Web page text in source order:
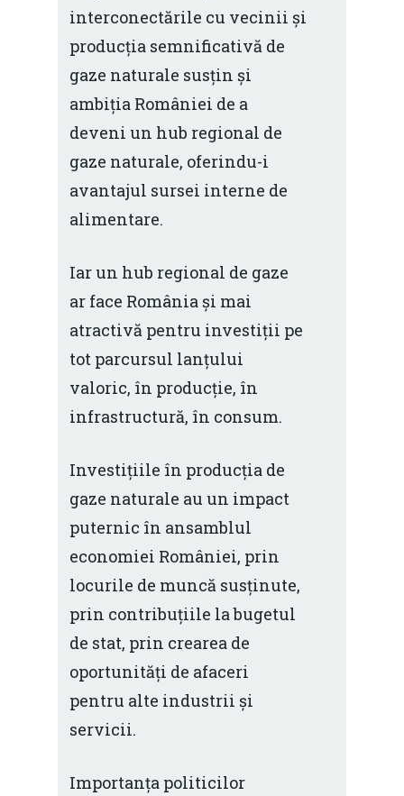
interconectările cu vecinii și
producția semnificativă de
gaze naturale susțin și
ambiția României de a
deveni un hub regional de
gaze naturale, oferindu-i
avantajul sursei interne de
alimentare.
Iar un hub regional de gaze
ar face România și mai
atractivă pentru investiții pe
tot parcursul lanțului
valoric, în producție, în
infrastructură, în consum.
Investițiile în producția de
gaze naturale au un impact
puternic în ansamblul
economiei României, prin
locurile de muncă susținute,
prin contribuțiile la bugetul
de stat, prin crearea de
oportunități de afaceri
pentru alte industrii și
servicii.
Importanța politicilor